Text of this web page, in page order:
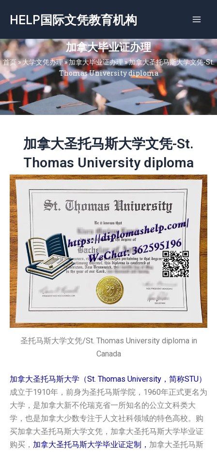
容
HELP国际文凭教育机构
加拿大毕业证办理
首页»大学文凭办理»加拿大毕业证办理»加拿大圣托马斯大学文凭-St.
Thomas University diploma
加拿大圣托马斯大学文凭-St.
Thomas University diploma
圣托马斯大学文凭/St. Thomas University diploma in
Canada
加拿大圣托马斯大学（St. Thomas University，简称STU）
成立于1910年，前身为圣托马斯学院，1960年正式更名为
大学，是加拿大新不伦瑞克省一所知名的公立文科类大
学，也是加拿大少数专注于人文社科领域的特色高校。购
买加拿大圣托马斯大学‌文凭，加拿大圣托马斯大学‌毕业证
购买， 加拿大圣托马斯大学‌毕业证定制， 加拿大圣托马斯